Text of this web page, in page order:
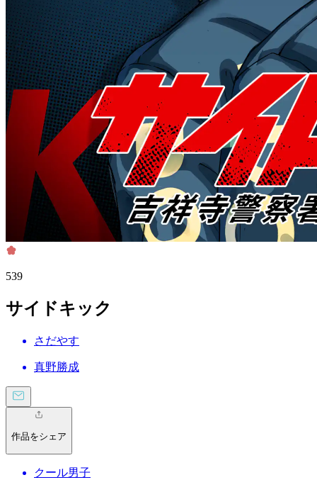
539
サイドキック
さだやす
真野勝成
作品をシェア
クール男子